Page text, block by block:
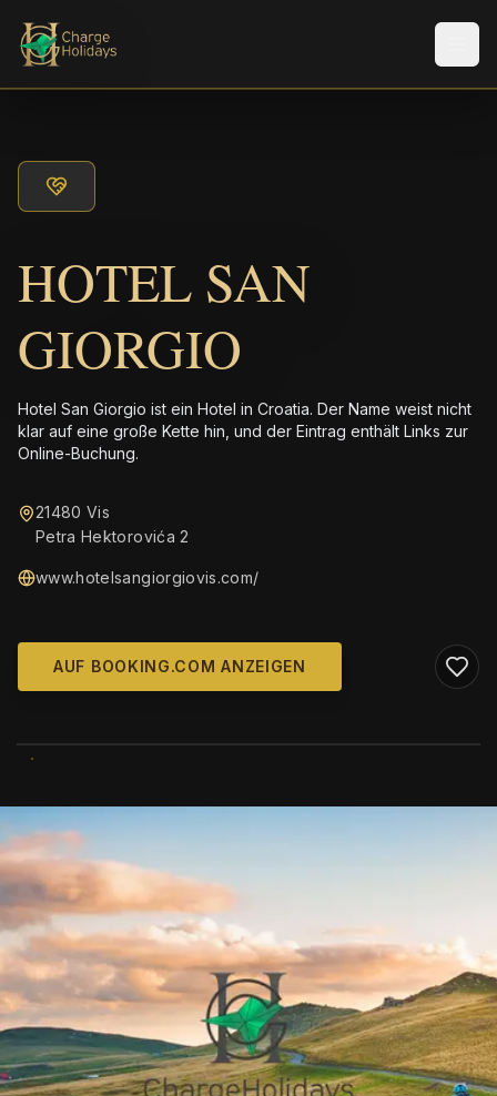
HOTEL SAN
GIORGIO
Hotel San Giorgio ist ein Hotel in Croatia. Der Name weist nicht
klar auf eine große Kette hin, und der Eintrag enthält Links zur
Online-Buchung.
21480 Vis
Petra Hektorovića 2
www.hotelsangiorgiovis.com/
AUF BOOKING.COM ANZEIGEN